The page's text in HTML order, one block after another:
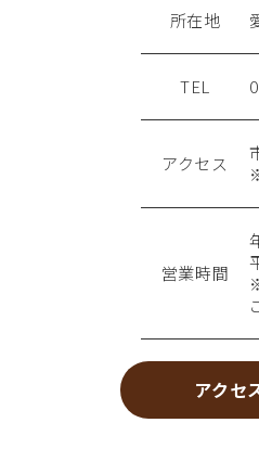
所在地
TEL
アクセス
営業時間
アクセ